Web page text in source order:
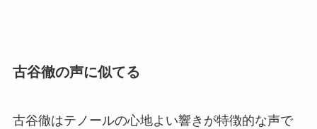
古谷徹の声に似てる
古谷徹はテノールの心地よい響きが特徴的な声で